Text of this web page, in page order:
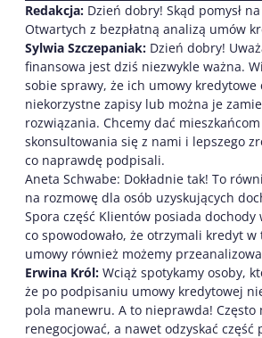
Redakcja: Dzień dobry! Skąd pomysł
Otwartych z bezpłatną analizą umów
Sylwia Szczepaniak: Dzień dobry!
finansowa jest dziś niezwykle ważna.
sobie sprawy, że ich umowy kredytowe
niekorzystne zapisy lub można je
rozwiązania. Chcemy dać
skonsultowania się z nami i lepszego
co naprawdę podpisali.
Aneta Schwabe: Dokładnie tak! To
na rozmowę dla osób uzyskujących
Spora część Klientów posiada dochody
co spowodowało, że otrzymali kredyt
umowy również możemy
Erwina Król: Wciąż spotykamy osoby,
że po podpisaniu umowy kredytowej
pola manewru. A to nieprawda! Często
renegocjować, a nawet odzyskać część